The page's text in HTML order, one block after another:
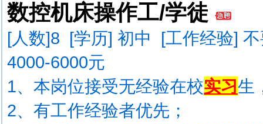
数控机床操作工/学徒
[人数]8 [学历] 初中 [工作经验]
4000-6000元
1、本岗位接受无经验在校实习生
2、有工作经验者优先；